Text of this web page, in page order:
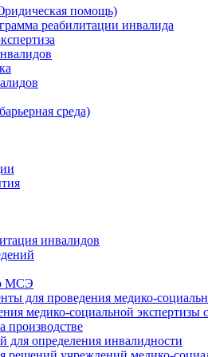
помощь)
реабилитации инвалида
среда)
инвалидов
МСЭ
для проведения медико-
медико-социальной экспертизы
производстве
для определения инвалидности